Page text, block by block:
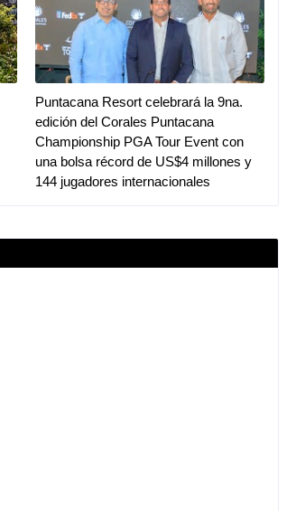
Puntacana Resort celebrará la 9na.
edición del Corales Puntacana
Championship PGA Tour Event con
una bolsa récord de US$4 millones y
144 jugadores internacionales